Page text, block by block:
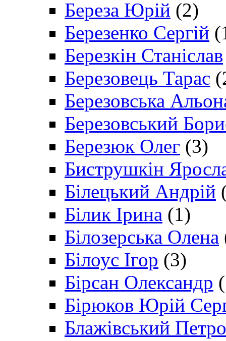
Береза Юрій (2)
Березенко Сергій
Березкін Станіслав
Березовець Тарас
Березовська
Березовський
Березюк Олег (3)
Биструшкін
Білецький Андрій
Білик Ірина (1)
Білозерська Олена
Білоус Ігор (3)
Бірсан Олександр
Бірюков Юрій
Блажівський Петро